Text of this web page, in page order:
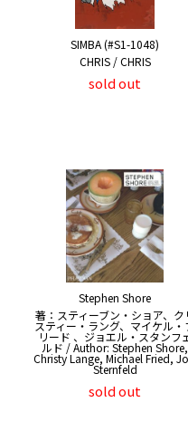
SIMBA (#S1-1048)
CHRIS / CHRIS
sold out
Stephen Shore
著：スティーブン・ショア、ク
スティー・ラング、マイケル・
リード 、ジョエル・スタンフ
ルド / Author: Stephen Shore,
Christy Lange, Michael Fried,
Sternfeld
sold out